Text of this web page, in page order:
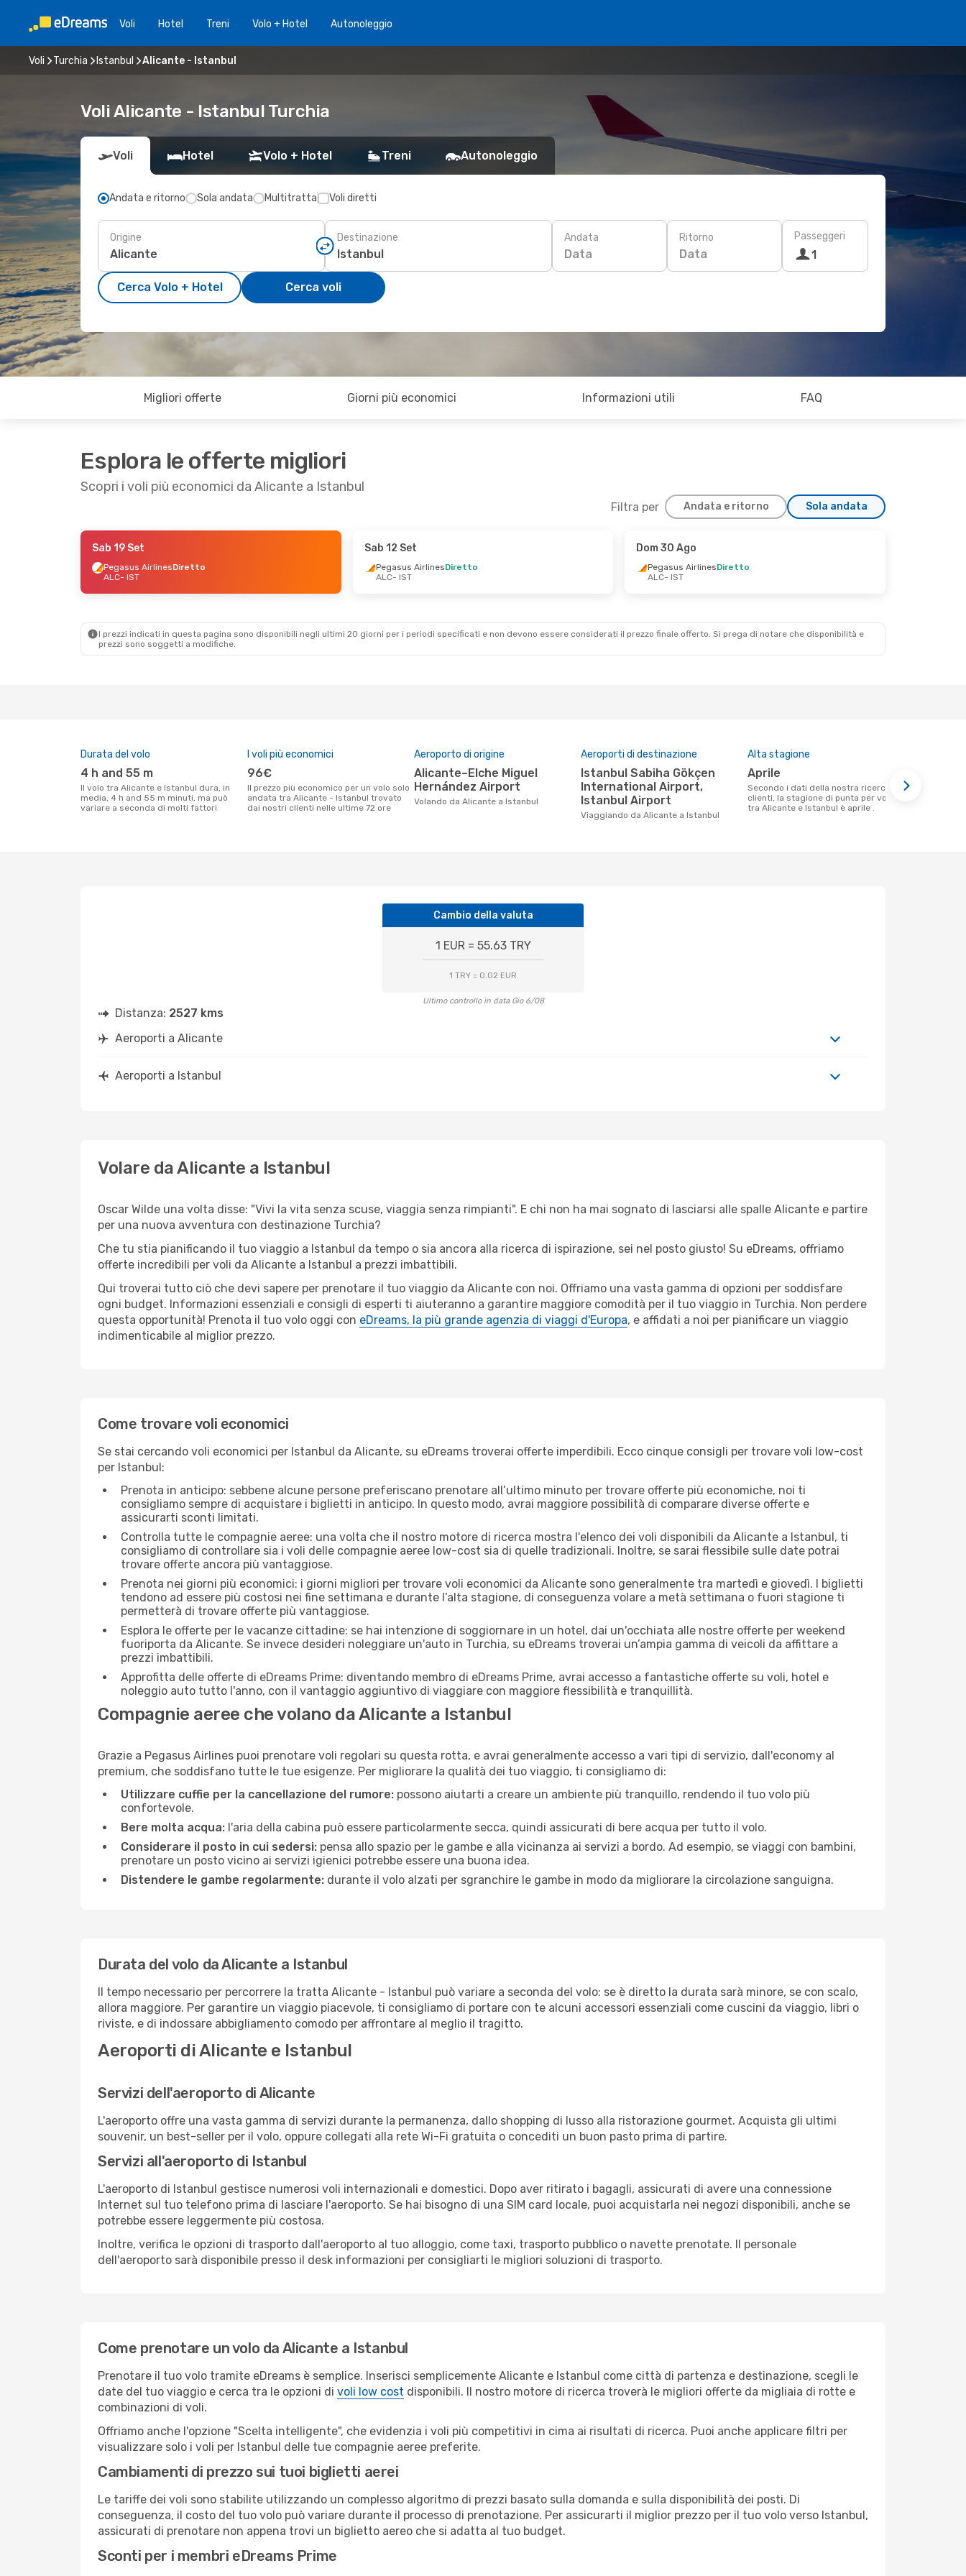
Voli Hotel Treni Volo + Hotel Autonoleggio
Voli Turchia Istanbul Alicante - Istanbul
Voli Alicante - Istanbul Turchia
Voli Hotel Volo + Hotel Treni Autonoleggio
Andata e ritorno Sola andata Multitratta Voli diretti
Origine Destinazione Andata
Data
Ritorno
Data
Passeggeri
1
Cerca Volo + Hotel Cerca voli
Migliori offerte Giorni più economici Informazioni utili FAQ
Esplora le offerte migliori
Scopri i voli più economici da Alicante a Istanbul
Filtra per Andata e ritorno Sola andata
- Dom 20 Set
Diretto
Diretto
Sab 19 Set
Pegasus AirlinesDiretto
ALC- IST
Sab 12 Set
Pegasus AirlinesDiretto
ALC- IST
Dom 30 Ago
Pegasus AirlinesDiretto
ALC- IST
I prezzi indicati in questa pagina sono disponibili negli ultimi 20 giorni per i periodi specificati e non devono essere considerati il ​​prezzo finale offerto. Si prega di notare che disponibilità e
prezzi sono soggetti a modifiche.
Durata del volo
4 h and 55 m
Il volo tra Alicante e Istanbul dura, in
media, 4 h and 55 m minuti, ma può
variare a seconda di molti fattori
I voli più economici
96€
Il prezzo più economico per un volo solo
andata tra Alicante - Istanbul trovato
dai nostri clienti nelle ultime 72 ore
Aeroporto di origine
Alicante–Elche Miguel
Hernández Airport
Volando da Alicante a Istanbul
Aeroporti di destinazione
Istanbul Sabiha Gökçen
International Airport,
Istanbul Airport
Viaggiando da Alicante a Istanbul
Alta stagione
aprile
Secondo i dati della nostra ricerca
clienti, la stagione di punta per volare
tra Alicante e Istanbul è aprile .
Cambio della valuta
1 EUR = 55.63 TRY
1 TRY = 0.02 EUR
Ultimo controllo in data Gio 6/08
Distanza: 2527 kms
Aeroporti a Alicante
Aeroporti a Istanbul
Volare da Alicante a Istanbul
Oscar Wilde una volta disse: "Vivi la vita senza scuse, viaggia senza rimpianti". E chi non ha mai sognato di lasciarsi alle spalle Alicante e partire
per una nuova avventura con destinazione Turchia?
Che tu stia pianificando il tuo viaggio a Istanbul da tempo o sia ancora alla ricerca di ispirazione, sei nel posto giusto! Su eDreams, offriamo
offerte incredibili per voli da Alicante a Istanbul a prezzi imbattibili.
Qui troverai tutto ciò che devi sapere per prenotare il tuo viaggio da Alicante con noi. Offriamo una vasta gamma di opzioni per soddisfare
ogni budget. Informazioni essenziali e consigli di esperti ti aiuteranno a garantire maggiore comodità per il tuo viaggio in Turchia. Non perdere
questa opportunità! Prenota il tuo volo oggi con eDreams, la più grande agenzia di viaggi d'Europa, e affidati a noi per pianificare un viaggio
indimenticabile al miglior prezzo.
Come trovare voli economici
Se stai cercando voli economici per Istanbul da Alicante, su eDreams troverai offerte imperdibili. Ecco cinque consigli per trovare voli low-cost
per Istanbul:
Prenota in anticipo: sebbene alcune persone preferiscano prenotare all’ultimo minuto per trovare offerte più economiche, noi ti
consigliamo sempre di acquistare i biglietti in anticipo. In questo modo, avrai maggiore possibilità di comparare diverse offerte e
assicurarti sconti limitati.
Controlla tutte le compagnie aeree: una volta che il nostro motore di ricerca mostra l'elenco dei voli disponibili da Alicante a Istanbul, ti
consigliamo di controllare sia i voli delle compagnie aeree low-cost sia di quelle tradizionali. Inoltre, se sarai flessibile sulle date potrai
trovare offerte ancora più vantaggiose.
Prenota nei giorni più economici: i giorni migliori per trovare voli economici da Alicante sono generalmente tra martedì e giovedì. I biglietti
tendono ad essere più costosi nei fine settimana e durante l’alta stagione, di conseguenza volare a metà settimana o fuori stagione ti
permetterà di trovare offerte più vantaggiose.
Esplora le offerte per le vacanze cittadine: se hai intenzione di soggiornare in un hotel, dai un'occhiata alle nostre offerte per weekend
fuoriporta da Alicante. Se invece desideri noleggiare un'auto in Turchia, su eDreams troverai un’ampia gamma di veicoli da affittare a
prezzi imbattibili.
Approfitta delle offerte di eDreams Prime: diventando membro di eDreams Prime, avrai accesso a fantastiche offerte su voli, hotel e
noleggio auto tutto l'anno, con il vantaggio aggiuntivo di viaggiare con maggiore flessibilità e tranquillità.
Compagnie aeree che volano da Alicante a Istanbul
Grazie a Pegasus Airlines puoi prenotare voli regolari su questa rotta, e avrai generalmente accesso a vari tipi di servizio, dall'economy al
premium, che soddisfano tutte le tue esigenze. Per migliorare la qualità dei tuo viaggio, ti consigliamo di:
Utilizzare cuffie per la cancellazione del rumore: possono aiutarti a creare un ambiente più tranquillo, rendendo il tuo volo più
confortevole.
Bere molta acqua: l'aria della cabina può essere particolarmente secca, quindi assicurati di bere acqua per tutto il volo.
Considerare il posto in cui sedersi: pensa allo spazio per le gambe e alla vicinanza ai servizi a bordo. Ad esempio, se viaggi con bambini,
prenotare un posto vicino ai servizi igienici potrebbe essere una buona idea.
Distendere le gambe regolarmente: durante il volo alzati per sgranchire le gambe in modo da migliorare la circolazione sanguigna.
Durata del volo da Alicante a Istanbul
Il tempo necessario per percorrere la tratta Alicante - Istanbul può variare a seconda del volo: se è diretto la durata sarà minore, se con scalo,
allora maggiore. Per garantire un viaggio piacevole, ti consigliamo di portare con te alcuni accessori essenziali come cuscini da viaggio, libri o
riviste, e di indossare abbigliamento comodo per affrontare al meglio il tragitto.
Aeroporti di Alicante e Istanbul
Servizi dell'aeroporto di Alicante
L'aeroporto offre una vasta gamma di servizi durante la permanenza, dallo shopping di lusso alla ristorazione gourmet. Acquista gli ultimi
souvenir, un best-seller per il volo, oppure collegati alla rete Wi-Fi gratuita o concediti un buon pasto prima di partire.
Servizi all'aeroporto di Istanbul
L'aeroporto di Istanbul gestisce numerosi voli internazionali e domestici. Dopo aver ritirato i bagagli, assicurati di avere una connessione
Internet sul tuo telefono prima di lasciare l'aeroporto. Se hai bisogno di una SIM card locale, puoi acquistarla nei negozi disponibili, anche se
potrebbe essere leggermente più costosa.
Inoltre, verifica le opzioni di trasporto dall'aeroporto al tuo alloggio, come taxi, trasporto pubblico o navette prenotate. Il personale
dell'aeroporto sarà disponibile presso il desk informazioni per consigliarti le migliori soluzioni di trasporto.
Come prenotare un volo da Alicante a Istanbul
Prenotare il tuo volo tramite eDreams è semplice. Inserisci semplicemente Alicante e Istanbul come città di partenza e destinazione, scegli le
date del tuo viaggio e cerca tra le opzioni di voli low cost disponibili. Il nostro motore di ricerca troverà le migliori offerte da migliaia di rotte e
combinazioni di voli.
Offriamo anche l'opzione "Scelta intelligente", che evidenzia i voli più competitivi in cima ai risultati di ricerca. Puoi anche applicare filtri per
visualizzare solo i voli per Istanbul delle tue compagnie aeree preferite.
Cambiamenti di prezzo sui tuoi biglietti aerei
Le tariffe dei voli sono stabilite utilizzando un complesso algoritmo di prezzi basato sulla domanda e sulla disponibilità dei posti. Di
conseguenza, il costo del tuo volo può variare durante il processo di prenotazione. Per assicurarti il miglior prezzo per il tuo volo verso Istanbul,
assicurati di prenotare non appena trovi un biglietto aereo che si adatta al tuo budget.
Sconti per i membri eDreams Prime